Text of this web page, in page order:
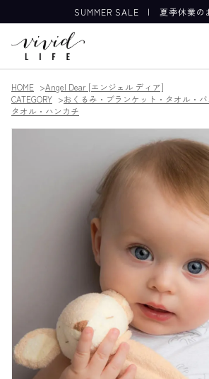
SUMMER SALE |夏季休業の
HOME
Angel Dear [エンジェル ディア]
CATEGORY
おくるみ・ブランケット・タオル・
タオル・ハンカチ